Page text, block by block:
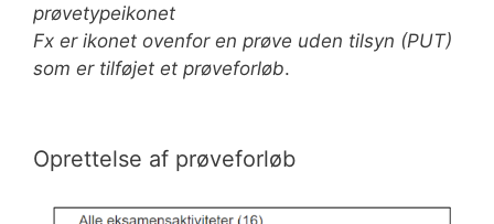
prøvetypeikonet
Fx er ikonet ovenfor en prøve uden tilsyn (PUT)
som er tilføjet et prøveforløb.
Oprettelse af prøveforløb